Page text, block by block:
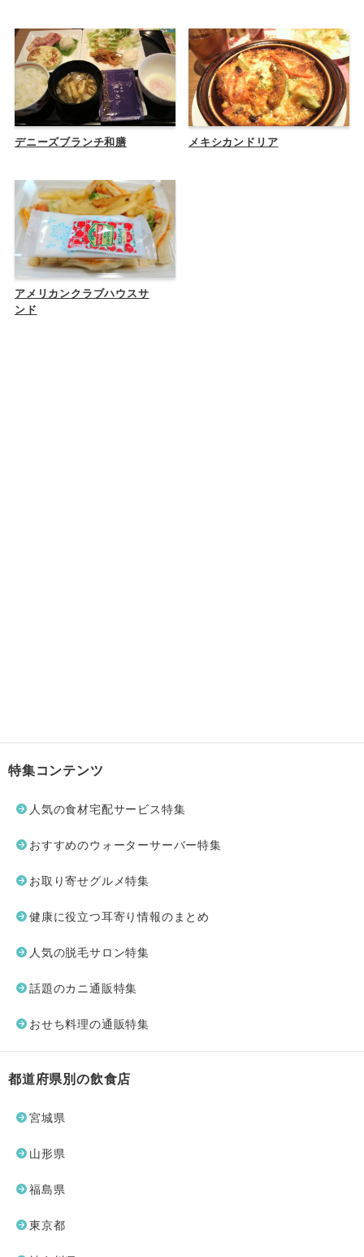
デニーズブランチ和膳 メキシカンドリア
アメリカンクラブハウスサ
ンド
特集コンテンツ
人気の食材宅配サービス特集
おすすめのウォーターサーバー特集
お取り寄せグルメ特集
健康に役立つ耳寄り情報のまとめ
人気の脱毛サロン特集
話題のカニ通販特集
おせち料理の通販特集
都道府県別の飲食店
宮城県
山形県
福島県
東京都